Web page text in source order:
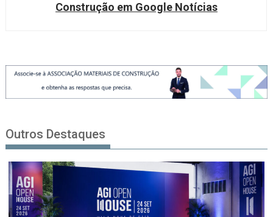
Construção em Google Notícias
Outros Destaques